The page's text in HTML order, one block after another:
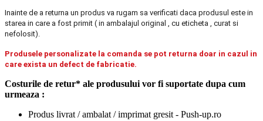
Inainte de a returna un produs va rugam sa verificati daca produsul este in
starea in care a fost primit ( in ambalajul original , cu eticheta , curat si
nefolosit).
Produsele personalizate la comanda se pot returna doar in cazul in
care exista un defect de fabricatie.
Costurile de retur* ale produsului vor fi suportate dupa cum
urmeaza :
Produs livrat / ambalat / imprimat gresit - Push-up.ro